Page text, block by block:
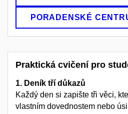
PORADENSKÉ
Praktická cvičení pro
1. Deník tří důkazů
Každý den si zapište tři věci,
vlastním dovednostem nebo